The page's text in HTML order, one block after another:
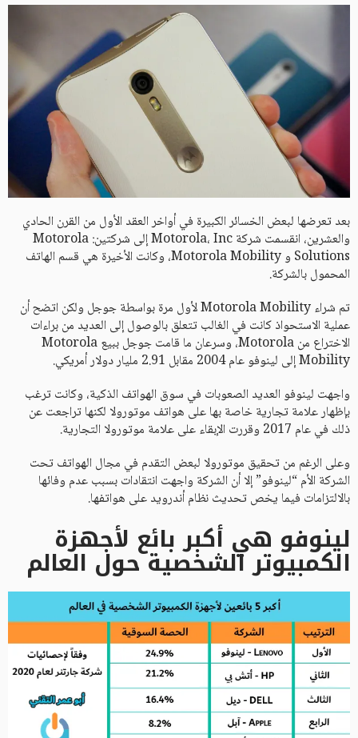
بعد تعرضها لبعض الخسائر الكبيرة في أواخر العقد الأول من القرن الحادي
والعشرين، انقسمت شركة Motorola، Inc إلى شركتين: Motorola
Solutions و Motorola Mobility، وكانت الأخيرة هي قسم الهاتف
المحمول بالشركة.
تم شراء Motorola Mobility لأول مرة بواسطة جوجل ولكن اتضح أن
عملية الاستحواذ كانت في الغالب تتعلق بالوصول إلى العديد من براءات
الاختراع من Motorola، وسرعان ما قامت جوجل ببيع Motorola
Mobility إلى لينوفو عام 2004 مقابل 2.91 مليار دولار أمريكي.
واجهت لينوفو العديد الصعوبات في سوق الهواتف الذكية، وكانت ترغب
بإظهار علامة تجارية خاصة بها على هواتف موتورولا لكنها تراجعت عن
ذلك في عام 2017 وقررت الإبقاء على علامة موتورولا التجارية.
وعلى الرغم من تحقيق موتورولا لبعض التقدم في مجال الهواتف تحت
الشركة الأم “لينوفو” إلا أن الشركة واجهت انتقادات بسبب عدم وفائها
بالالتزامات فيما يخص تحديث نظام أندرويد على هواتفها.
لينوفو هي أكبر بائع لأجهزة
الكمبيوتر الشخصية حول العالم